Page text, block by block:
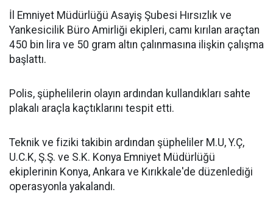
İl Emniyet Müdürlüğü Asayiş Şubesi Hırsızlık ve
Yankesicilik Büro Amirliği ekipleri, camı kırılan araçtan
450 bin lira ve 50 gram altın çalınmasına ilişkin çalışma
başlattı.
Polis, şüphelilerin olayın ardından kullandıkları sahte
plakalı araçla kaçtıklarını tespit etti.
Teknik ve fiziki takibin ardından şüpheliler M.U, Y.Ç,
U.C.K, Ş.Ş. ve S.K. Konya Emniyet Müdürlüğü
ekiplerinin Konya, Ankara ve Kırıkkale'de düzenlediği
operasyonla yakalandı.